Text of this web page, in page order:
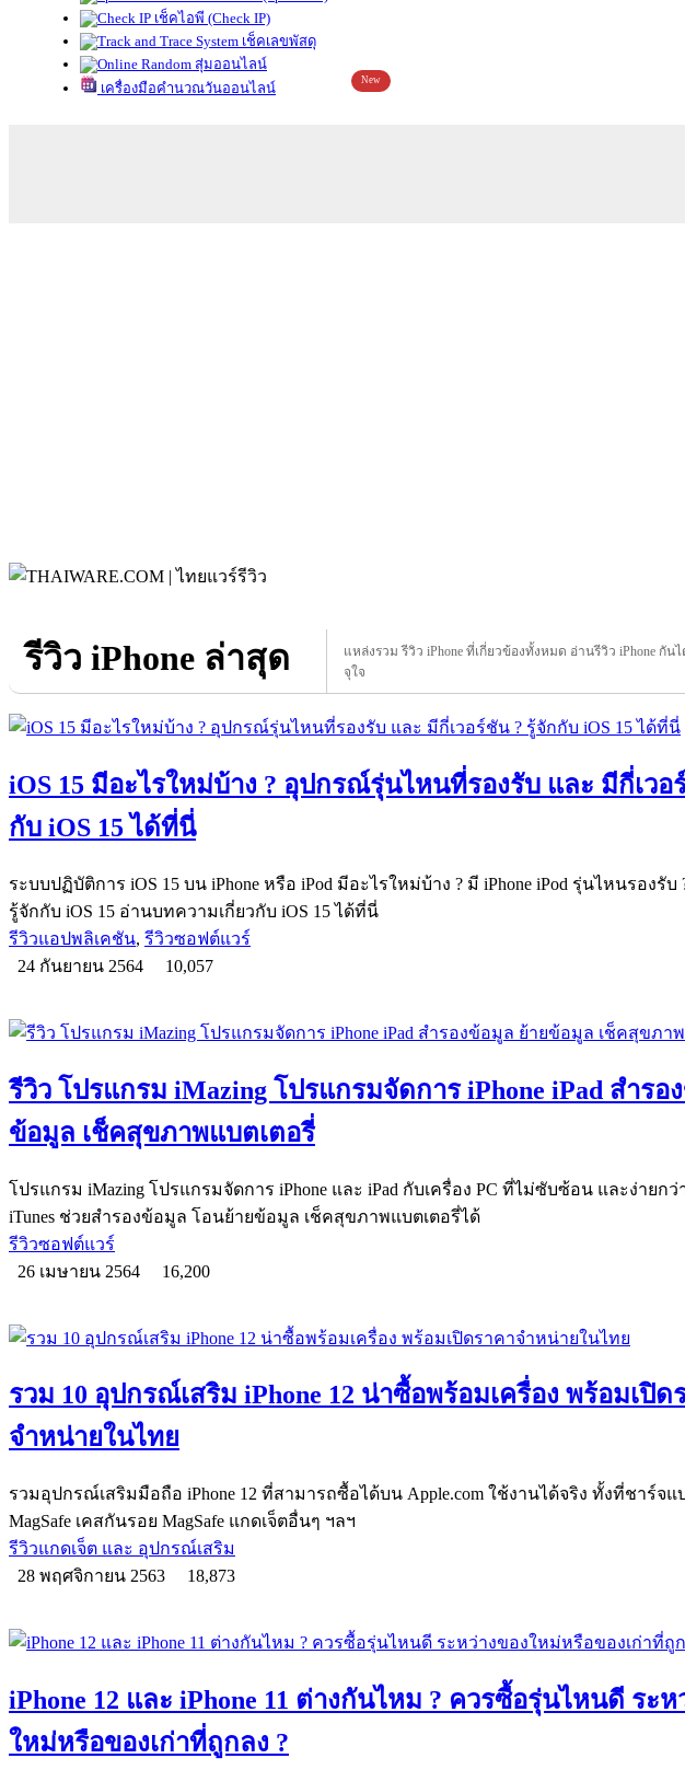
เช็คไอพี (Check IP)
เช็คเลขพัสดุ
สุ่มออนไลน์
เครื่องมือคำนวณวันออนไลน์
New
รีวิว iPhone ล่าสุด
แหล่งรวม รีวิว iPhone ที่เกี่ยวข้องทั้งหมด อ่านรีวิว iPhone กัน
จุใจ
iOS 15 มีอะไรใหม่บ้าง ? อุปกรณ์รุ่นไหนที่รองรับ และ มีกี่เวอ
กับ iOS 15 ได้ที่นี่
ระบบปฏิบัติการ iOS 15 บน iPhone หรือ iPod มีอะไรใหม่บ้าง ? มี iPhone iPod รุ่นไหนรองรับ
รู้จักกับ iOS 15 อ่านบทความเกี่ยวกับ iOS 15 ได้ที่นี่
รีวิวแอปพลิเคชัน, รีวิวซอฟต์แวร์
24 กันยายน 2564
10,057
รีวิว โปรแกรม iMazing โปรแกรมจัดการ iPhone iPad สำรอ
ข้อมูล เช็คสุขภาพแบตเตอรี่
โปรแกรม iMazing โปรแกรมจัดการ iPhone และ iPad กับเครื่อง PC ที่ไม่ซับซ้อน และง่ายกว่
iTunes ช่วยสำรองข้อมูล โอนย้ายข้อมูล เช็คสุขภาพแบตเตอรี่ได้
รีวิวซอฟต์แวร์
26 เมษายน 2564
16,200
รวม 10 อุปกรณ์เสริม iPhone 12 น่าซื้อพร้อมเครื่อง พร้อมเปิด
จำหน่ายในไทย
รวมอุปกรณ์เสริมมือถือ iPhone 12 ที่สามารถซื้อได้บน Apple.com ใช้งานได้จริง ทั้งที่ชาร์จแ
MagSafe เคสกันรอย MagSafe แกดเจ็ตอื่นๆ ฯลฯ
รีวิวแกดเจ็ต และ อุปกรณ์เสริม
28 พฤศจิกายน 2563
18,873
iPhone 12 และ iPhone 11 ต่างกันไหม ? ควรซื้อรุ่นไหนดี ระห
ใหม่หรือของเก่าที่ถูกลง ?